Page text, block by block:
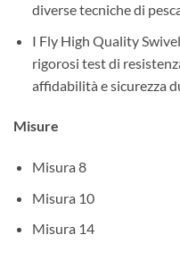
diverse tecniche di
I Fly High Quality
rigorosi test di
affidabilità e sicurezza
Misure
Misura 8
Misura 10
Misura 14